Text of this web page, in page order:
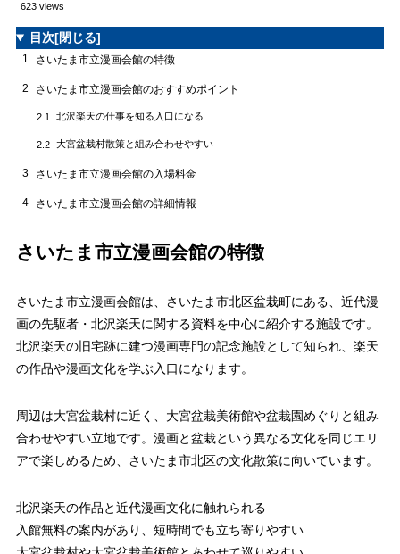
623 views
目次[閉じる]
1 さいたま市立漫画会館の特徴
2 さいたま市立漫画会館のおすすめポイント
2.1 北沢楽天の仕事を知る入口になる
2.2 大宮盆栽村散策と組み合わせやすい
3 さいたま市立漫画会館の入場料金
4 さいたま市立漫画会館の詳細情報
さいたま市立漫画会館の特徴
さいたま市立漫画会館は、さいたま市北区盆栽町にある、近代漫
画の先駆者・北沢楽天に関する資料を中心に紹介する施設です。
北沢楽天の旧宅跡に建つ漫画専門の記念施設として知られ、楽天
の作品や漫画文化を学ぶ入口になります。
周辺は大宮盆栽村に近く、大宮盆栽美術館や盆栽園めぐりと組み
合わせやすい立地です。漫画と盆栽という異なる文化を同じエリ
アで楽しめるため、さいたま市北区の文化散策に向いています。
北沢楽天の作品と近代漫画文化に触れられる
入館無料の案内があり、短時間でも立ち寄りやすい